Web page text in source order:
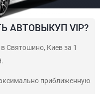
АВТОВЫКУП VIP?
Святошино, Киев за 1
приближенную